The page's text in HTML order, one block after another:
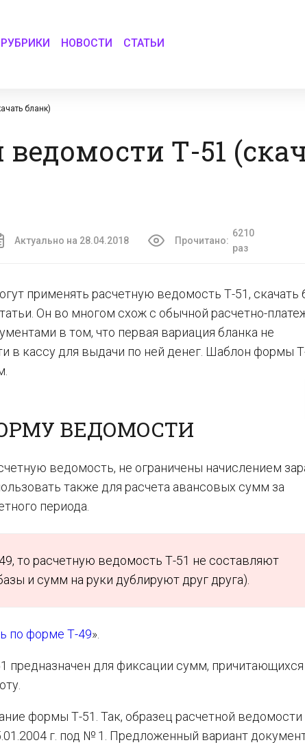
РУБРИКИ НОВОСТИ СТАТЬИ
бланк)
Т-51
Актуально на 28.04.2018 Прочитано:
6210
раз
применять расчетную ведомость Т-51, скачать
Он во многом схож с обычной расчетно-
в том, что первая вариация бланка не
в кассу для выдачи по ней денег. Шаблон формы
ВЕДОМОСТИ
ведомость, не ограничены начислением
также для расчета авансовых сумм за
периода.
то расчетную ведомость Т-51 не составляют
и сумм на руки дублируют друг друга).
по форме Т-49».
предназначен для фиксации сумм, причитающихся
формы Т-51. Так, образец расчетной ведомости
г. под № 1. Предложенный вариант